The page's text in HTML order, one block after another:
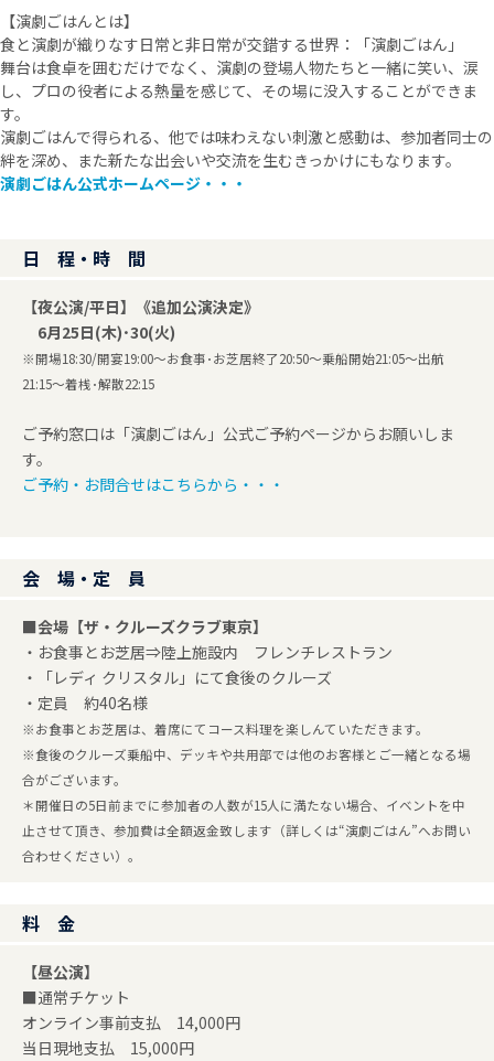
【演劇ごはんとは】
食と演劇が織りなす日常と非日常が交錯する世界：「演劇ごはん」
舞台は食卓を囲むだけでなく、演劇の登場人物たちと一緒に笑い、涙
し、プロの役者による熱量を感じて、その場に没入することができま
す。
演劇ごはんで得られる、他では味わえない刺激と感動は、参加者同士の
絆を深め、また新たな出会いや交流を生むきっかけにもなります。
演劇ごはん公式ホームページ・・・
日 程・時 間
【夜公演/平日】《追加公演決定》
6月25日(木)･30(火)
※開場18:30/開宴19:00～お食事･お芝居終了20:50～乗船開始21:05～出航
21:15～着桟･解散22:15
ご予約窓口は「演劇ごはん」公式ご予約ページからお願いしま
す。
ご予約・お問合せはこちらから・・・
会 場・定 員
■会場【ザ・クルーズクラブ東京】
・お食事とお芝居⇒陸上施設内 フレンチレストラン
・「レディ クリスタル」にて食後のクルーズ
・定員 約40名様
※お食事とお芝居は、着席にてコース料理を楽しんていただきます。
※食後のクルーズ乗船中、デッキや共用部では他のお客様とご一緒となる場
合がございます。
＊開催日の5日前までに参加者の人数が15人に満たない場合、イベントを中
止させて頂き、参加費は全額返金致します（詳しくは“演劇ごはん”へお問い
合わせください）。
料 金
【昼公演】
■通常チケット
オンライン事前支払 14,000円
当日現地支払 15,000円